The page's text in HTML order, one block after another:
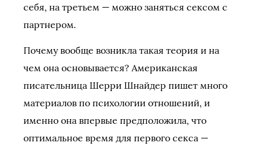
себя, на третьем — можно заняться сексом с
партнером.
Почему вообще возникла такая теория и на
чем она основывается? Американская
писательница Шерри Шнайдер пишет много
материалов по психологии отношений, и
именно она впервые предположила, что
оптимальное время для первого секса —